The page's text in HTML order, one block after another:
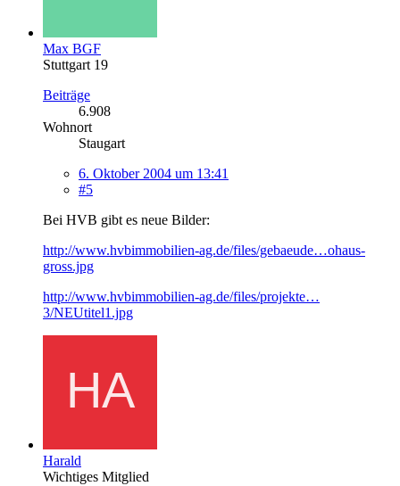
Max BGF
Stuttgart 19
Beiträge
6.908
Wohnort
Staugart
6. Oktober 2004 um 13:41
#5
Bei HVB gibt es neue Bilder:
http://www.hvbimmobilien-ag.de/files/gebaeude…ohaus-
gross.jpg
http://www.hvbimmobilien-ag.de/files/projekte…
3/NEUtitel1.jpg
Harald
Wichtiges Mitglied